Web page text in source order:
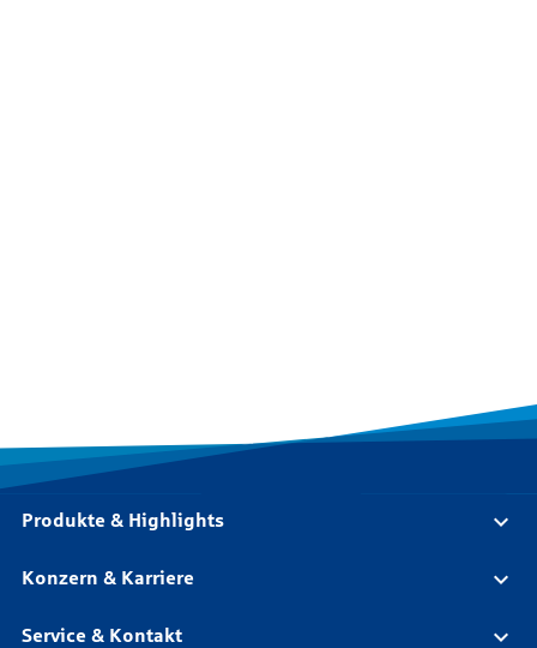
Produkte & Highlights
Konzern & Karriere
Service & Kontakt